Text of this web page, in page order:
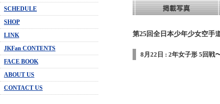
SCHEDULE
SHOP
LINK
JKFan CONTENTS
FACE BOOK
ABOUT US
CONTACT US
第25回全日本少年少女空手
8月22日 : 2年女子形 5回戦